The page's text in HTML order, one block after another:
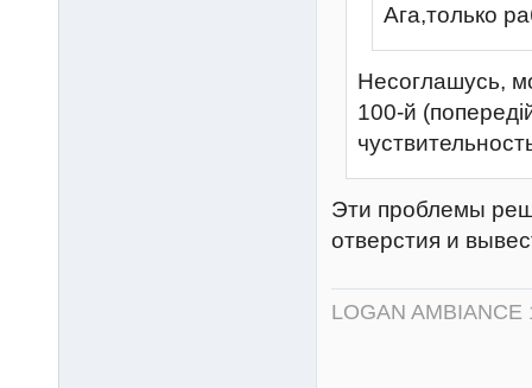
Ага,только
Несоглашусь,
100-й
Эти проблемы
отверстия и
LOGAN AMBIANCE